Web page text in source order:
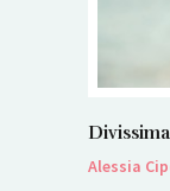
Alessia